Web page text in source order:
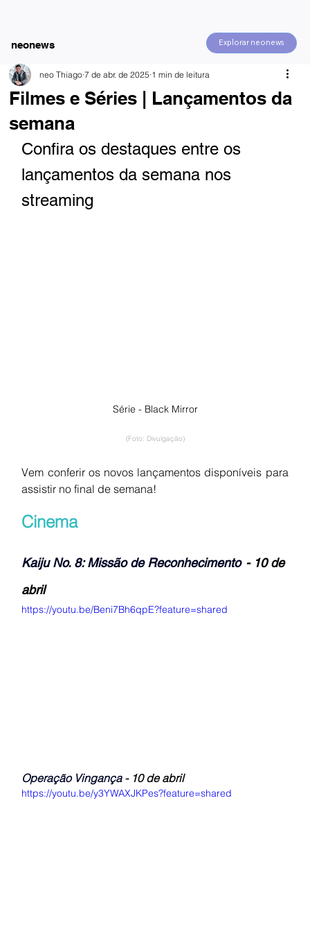
Explorar neonews
neonews
Filmes e Séries | Lançamentos da
semana
neo Thiago 7 de abr. de 2025 1 min de leitura
Confira os destaques entre os
lançamentos da semana nos
streaming
Série - Black Mirror
(Foto: Divulgação)
Vem conferir os novos lançamentos disponíveis para
assistir no final de semana!
Cinema
Kaiju No. 8: Missão de Reconhecimento - 10 de
abril
https://youtu.be/Beni7Bh6qpE?feature=shared
Operação Vingança - 10 de abril
https://youtu.be/y3YWAXJKPes?feature=shared